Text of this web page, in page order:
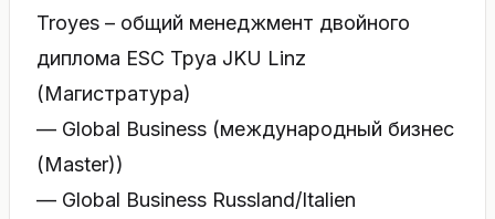
Troyes – общий менеджмент двойного
диплома ESC Труа JKU Linz
(Maгистратура)
— Global Business (международный бизнес
(Master))
— Global Business Russland/Italien